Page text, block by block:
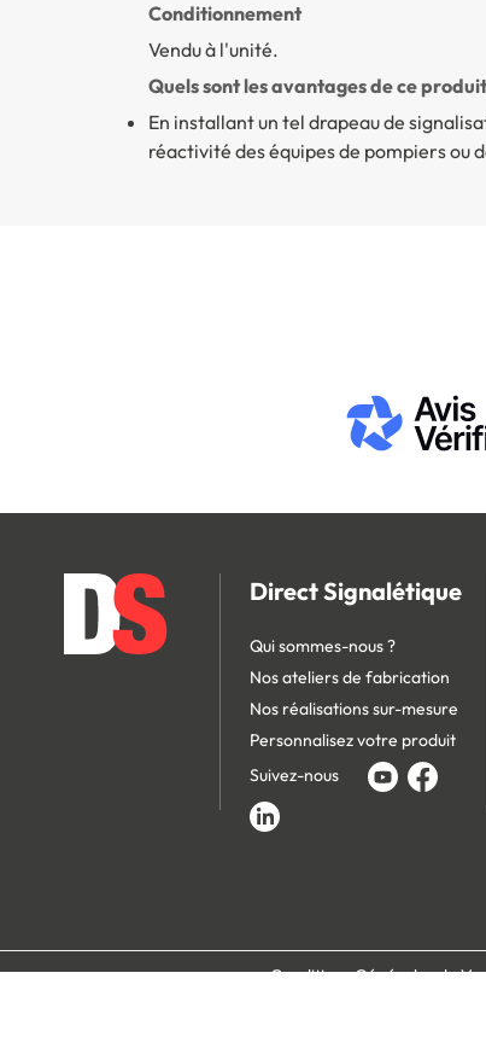
Conditionnement
Vendu à l'unité.
Quels sont les avantages de ce
En installant un tel drapeau de
réactivité des équipes de pompiers ou
Direct Signalétique
Qui sommes-nous ?
Nos ateliers de fabrication
Nos réalisations sur-mesure
Personnalisez votre produit
Suivez-nous
Conditions Générales de